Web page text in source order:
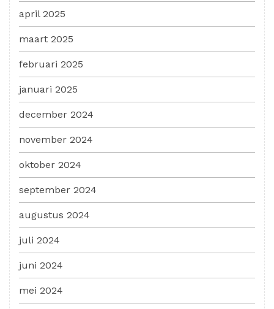
april 2025
maart 2025
februari 2025
januari 2025
december 2024
november 2024
oktober 2024
september 2024
augustus 2024
juli 2024
juni 2024
mei 2024